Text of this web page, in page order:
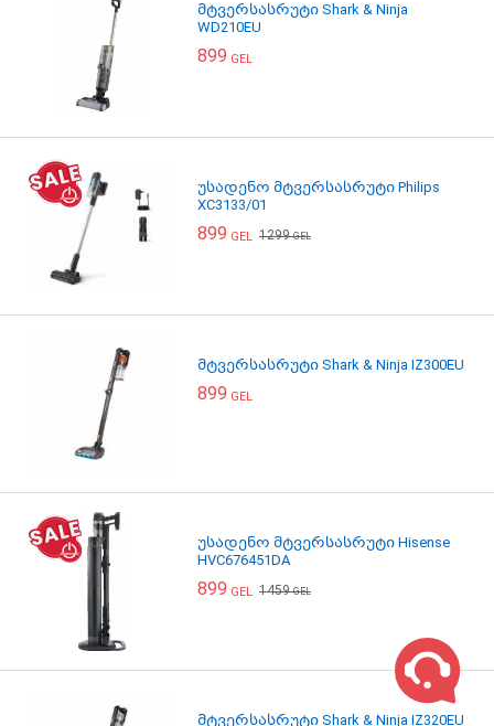
მტვერსასრუტი Shark & Ninja
WD210EU
899 GEL
უსადენო მტვერსასრუტი Philips
XC3133/01
899 GEL 1299GEL
მტვერსასრუტი Shark & Ninja IZ300EU
899 GEL
უსადენო მტვერსასრუტი Hisense
HVC676451DA
899 GEL 1459GEL
მტვერსასრუტი Shark & Ninja IZ320EU